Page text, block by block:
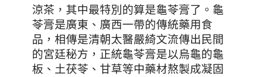
涼茶，其中最特別的算是龜苓膏了。 龜
苓膏是廣東、廣西一帶的傳統藥用食
品，相傳是清朝太醫嚴綺文流傳出民間
的宮廷秘方，正統龜苓膏是以烏龜的龜
板、土茯苓、甘草等中藥材熬製成凝固